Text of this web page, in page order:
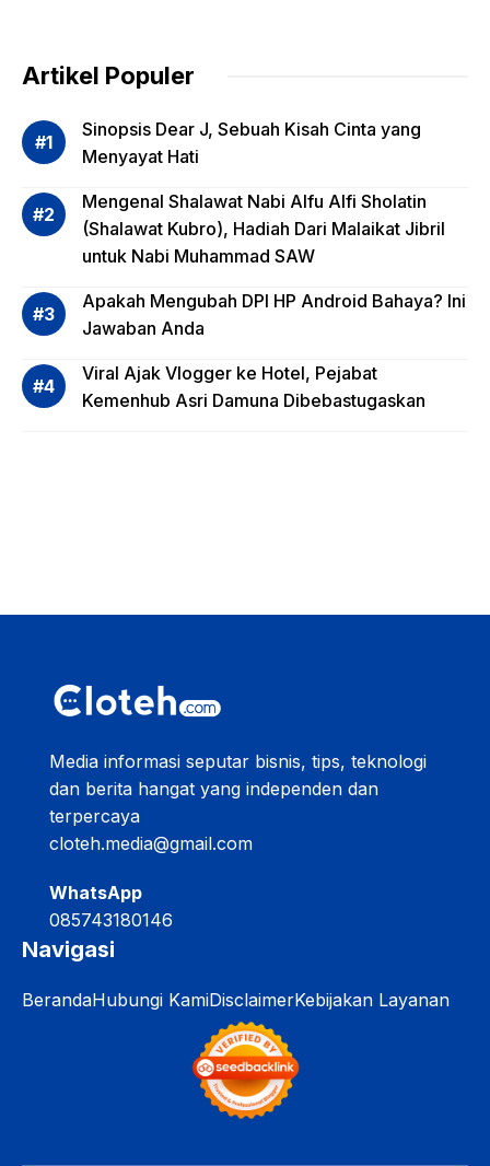
dalam
si
Risiko
asi
Reksa
Saja?
Artikel Populer
Sinopsis Dear J, Sebuah Kisah Cinta yang
Menyayat Hati
Mengenal Shalawat Nabi Alfu Alfi Sholatin
(Shalawat Kubro), Hadiah Dari Malaikat Jibril
untuk Nabi Muhammad SAW
Apakah Mengubah DPI HP Android Bahaya? Ini
Jawaban Anda
Viral Ajak Vlogger ke Hotel, Pejabat
Kemenhub Asri Damuna Dibebastugaskan
Media informasi seputar bisnis, tips, teknologi
dan berita hangat yang independen dan
terpercaya
cloteh.media@gmail.com
WhatsApp
085743180146
Navigasi
BerandaHubungi KamiDisclaimerKebijakan Layanan